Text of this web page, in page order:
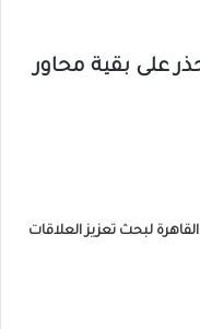
على بقية محاور
لبحث تعزيز العلاقات